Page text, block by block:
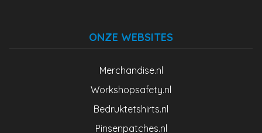
ONZE WEBSITES
Merchandise.nl
Workshopsafety.nl
Bedruktetshirts.nl
Pinsenpatches.nl